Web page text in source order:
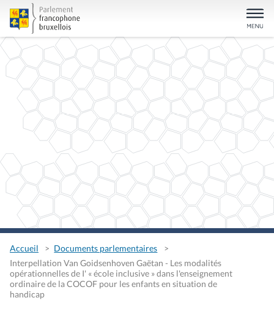
Accueil
Documents parlementaires
Interpellation Van Goidsenhoven Gaëtan - Les modalités
opérationnelles de I' « école inclusive » dans l'enseignement
ordinaire de la COCOF pour les enfants en situation de
handicap